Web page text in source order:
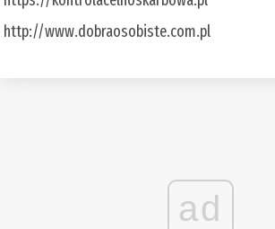
http://www.dobraosobiste.com.pl
ad